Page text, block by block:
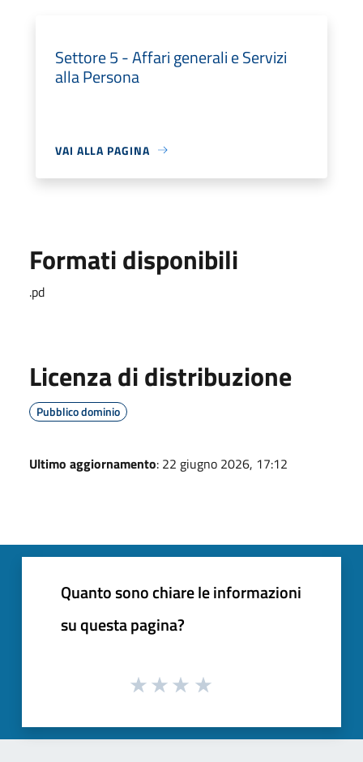
Settore 5 - Affari generali e Servizi
alla Persona
VAI ALLA PAGINA
Formati disponibili
.pd
Licenza di distribuzione
Pubblico dominio
Ultimo aggiornamento: 22 giugno 2026, 17:12
Quanto sono chiare le informazioni
su questa pagina?